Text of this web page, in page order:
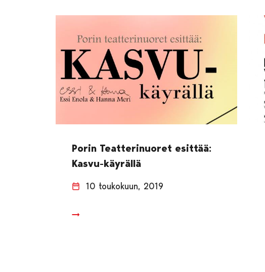
Porin Teatterinuoret esittää:
Kasvu-käyrällä
10 toukokuun, 2019